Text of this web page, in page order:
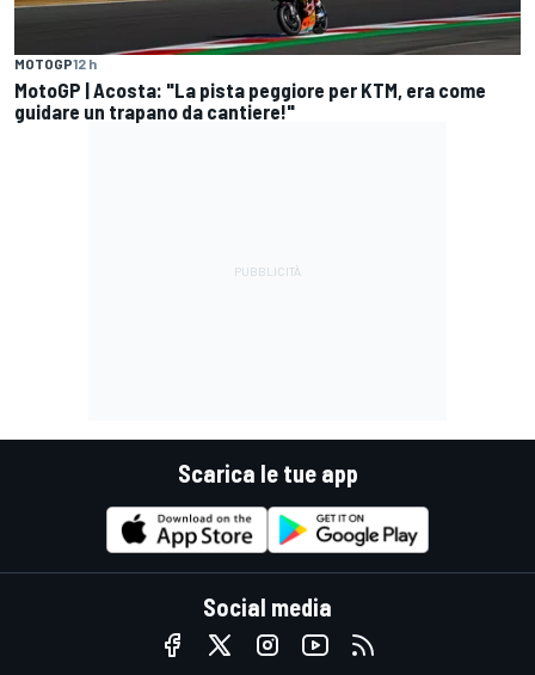
MOTOGP12 h
MotoGP | Acosta: "La pista peggiore per KTM, era come
guidare un trapano da cantiere!"
Scarica le tue app
Social media